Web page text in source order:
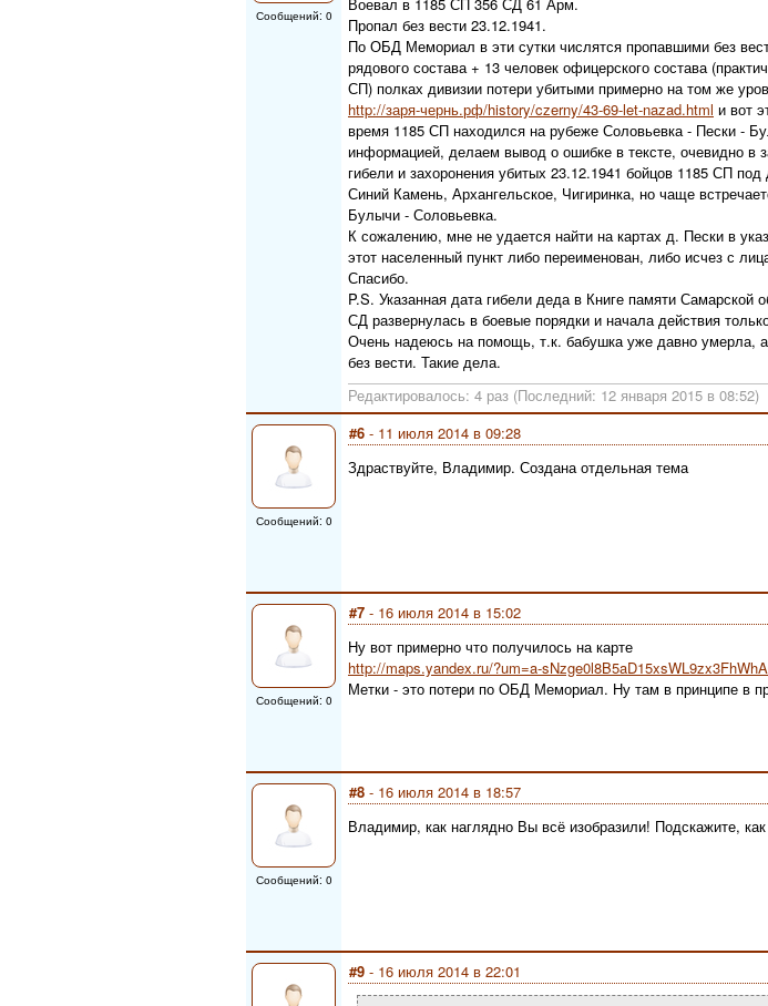
Сообщений: 0
Пропал без вести 23.12.1941.
По ОБД Мемориал в эти сутки числятся пропавшими без
рядового состава + 13 человек офицерского состава
СП) полках дивизии потери убитыми примерно на том же
http://заря-чернь.рф/history/czerny/43-69-let-nazad.html и вот
время 1185 СП находился на рубеже Соловьевка - Пески -
информацией, делаем вывод о ошибке в тексте, очевидно
гибели и захоронения убитых 23.12.1941 бойцов 1185 СП
Синий Камень, Архангельское, Чигиринка, но чаще
Булычи - Соловьевка.
К сожалению, мне не удается найти на картах д. Пески в
этот населенный пункт либо переименован, либо исчез с
Спасибо.
P.S. Указанная дата гибели деда в Книге памяти Самарской
СД развернулась в боевые порядки и начала действия
Очень надеюсь на помощь, т.к. бабушка уже давно умерла,
без вести. Такие дела.
Редактировалось: 4 раз (Последний: 12 января 2015 в 08:52)
Сообщений: 0
#6 - 11 июля 2014 в 09:28
Здраствуйте, Владимир. Создана отдельная тема
Сообщений: 0
#7 - 16 июля 2014 в 15:02
Ну вот примерно что получилось на карте
http://maps.yandex.ru/?um=a-
Метки - это потери по ОБД Мемориал. Ну там в принципе в
Сообщений: 0
#8 - 16 июля 2014 в 18:57
Владимир, как наглядно Вы всё изобразили! Подскажите,
#9 - 16 июля 2014 в 22:01